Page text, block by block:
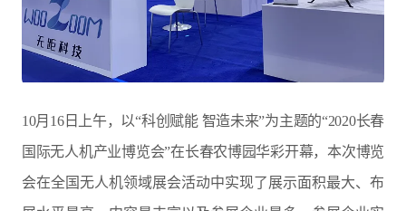
10月16日上午，以“科创赋能 智造未来”为主题的“2020长春
国际无人机产业博览会”在长春农博园华彩开幕，本次博览
会在全国无人机领域展会活动中实现了展示面积最大、布